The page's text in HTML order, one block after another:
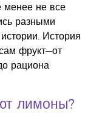
менее не все
разными
История
фрукт—от
рациона
лимоны?